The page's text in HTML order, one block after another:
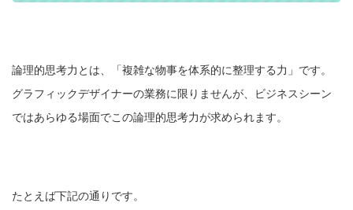
論理的思考力とは、「複雑な物事を体系的に整理する力」です。
グラフィックデザイナーの業務に限りませんが、ビジネスシーン
ではあらゆる場面でこの論理的思考力が求められます。
たとえば下記の通りです。